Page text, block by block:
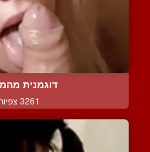
דוגמנית
3261 צפיות